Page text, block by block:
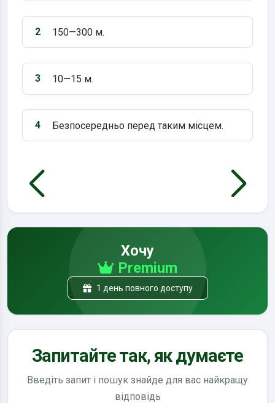
Варіант 2:
2 150—300 м.
Варіант 3:
3 10—15 м.
Варіант 4:
4 Безпосередньо перед таким місцем.
Хочу
Premium
1 день повного доступу
Запитайте так, як думаєте
Введіть запит і пошук знайде для вас найкращу
відповідь